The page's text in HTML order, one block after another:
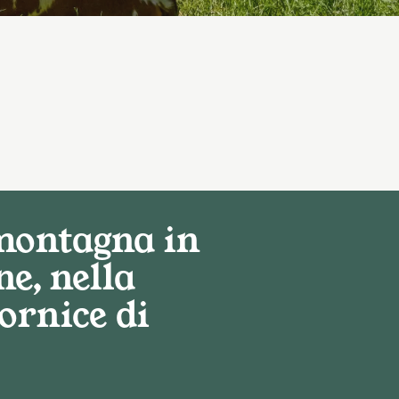
in
nella
di